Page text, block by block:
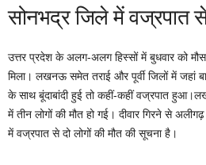
सोनभद्र जिले में वज्रपात से
उत्तर प्रदेश के अलग-अलग हिस्सों में बुधवार को
मिला। लखनऊ समेत तराई और पूर्वी जिलों में जहां
के साथ बूंदाबांदी हुई तो कहीं-कहीं वज्रपात
में तीन लोगों की मौत हो गई। दीवार गिरने से
में वज्रपात से दो लोगों की मौत की सूचना है।